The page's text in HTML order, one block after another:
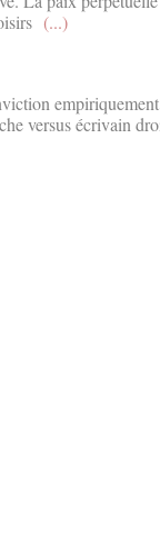
(...)
versus écrivain